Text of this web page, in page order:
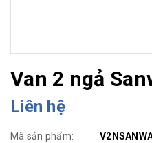
Van 2 ngả
Liên hệ
Mã sản phẩm: